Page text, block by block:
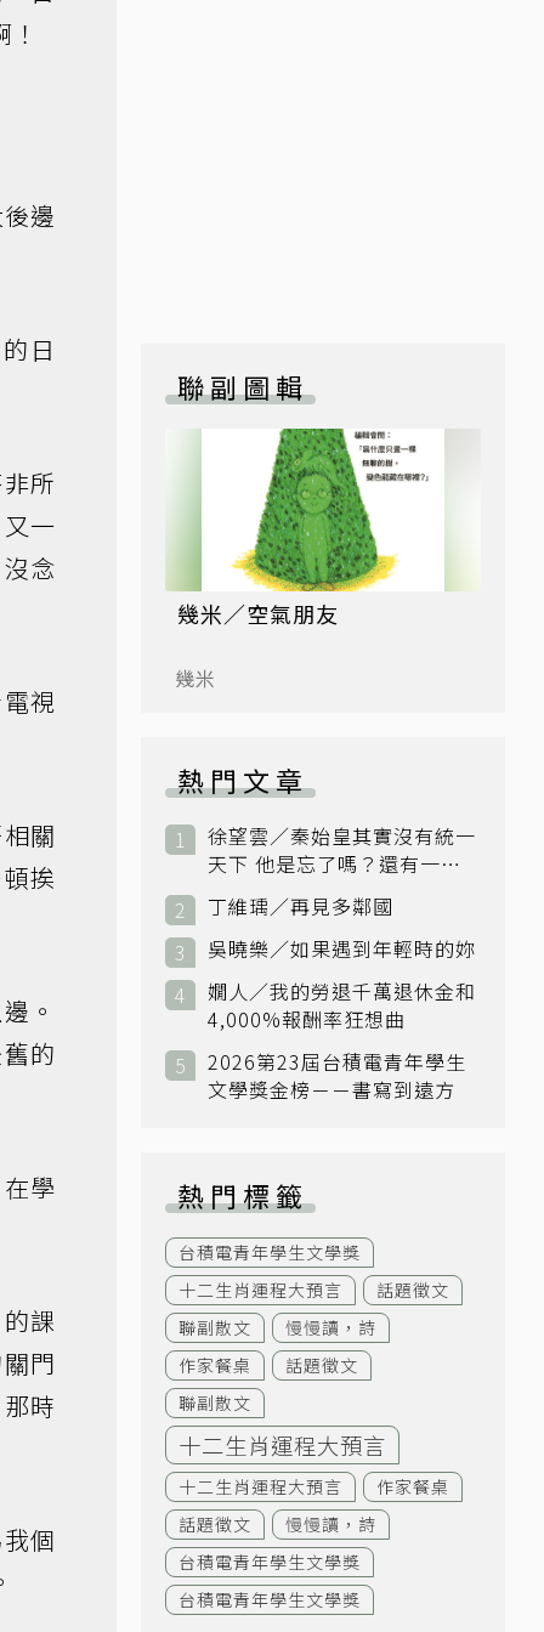
邊
日
所
一
念
視
關
挨
。
的
學
課
門
時
個
聯副圖輯
幾米／空氣朋友
幾米
熱門文章
徐望雲／秦始皇其實沒有統一
天下 他是忘了嗎？還有一個
小國：衛國
丁維瑀／再見多鄰國
吳曉樂／如果遇到年輕時的妳
嫺人／我的勞退千萬退休金和
4,000%報酬率狂想曲
2026第23屆台積電青年學生
文學獎金榜－－書寫到遠方
熱門標籤
台積電青年學生文學獎
十二生肖運程大預言
話題徵文
聯副散文
慢慢讀，詩
作家餐桌
話題徵文
聯副散文
十二生肖運程大預言
十二生肖運程大預言
作家餐桌
話題徵文
慢慢讀，詩
台積電青年學生文學獎
台積電青年學生文學獎